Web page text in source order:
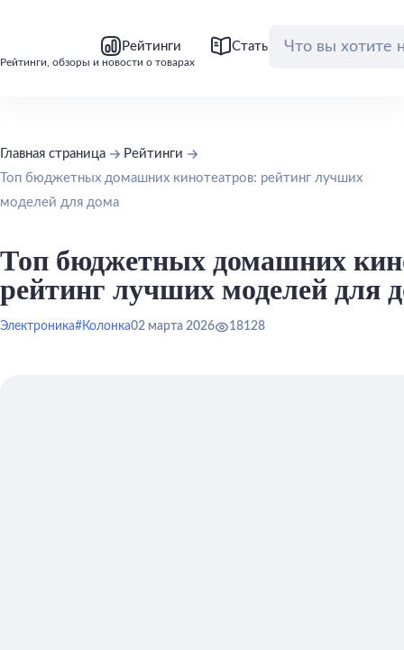
Рейтинги, обзоры и новости о товарах
Рейтинги Статьи Обзоры
Главная страница
Рейтинги
Топ бюджетных домашних кинотеатров: рейтинг лучших
моделей для дома
Топ бюджетных домашних
рейтинг лучших моделей для
Электроника#Колонка02 марта 2026 18128